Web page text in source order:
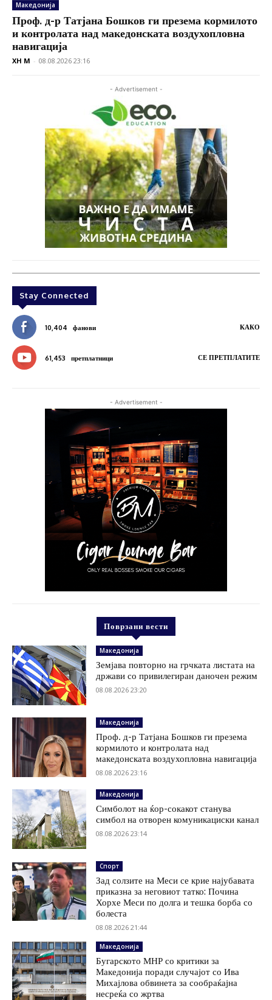
Македонија
Проф. д-р Татјана Бошков ги презема кормилото
и контролата над македонската воздухопловна
навигација
XH M - 08.08.2026 23:16
- Advertisement -
Stay Connected
10,404 фанови КАКО
61,453 претплатници СЕ ПРЕТПЛАТИТЕ
- Advertisement -
Поврзани вести
Македонија
Земјава повторно на грчката листата на
држави со привилегиран даночен режим
08.08.2026 23:20
Македонија
Проф. д-р Татјана Бошков ги презема
кормилото и контролата над
македонската воздухопловна навигација
08.08.2026 23:16
Македонија
Симболот на ќор-сокакот станува
симбол на отворен комуникациски канал
08.08.2026 23:14
Спорт
Зад солзите на Меси се крие најубавата
приказна за неговиот татко: Почина
Хорхе Меси по долга и тешка борба со
болеста
08.08.2026 21:44
Македонија
Бугарското МНР со критики за
Македонија поради случајот со Ива
Михајлова обвинета за сообраќајна
несреќа со жртва